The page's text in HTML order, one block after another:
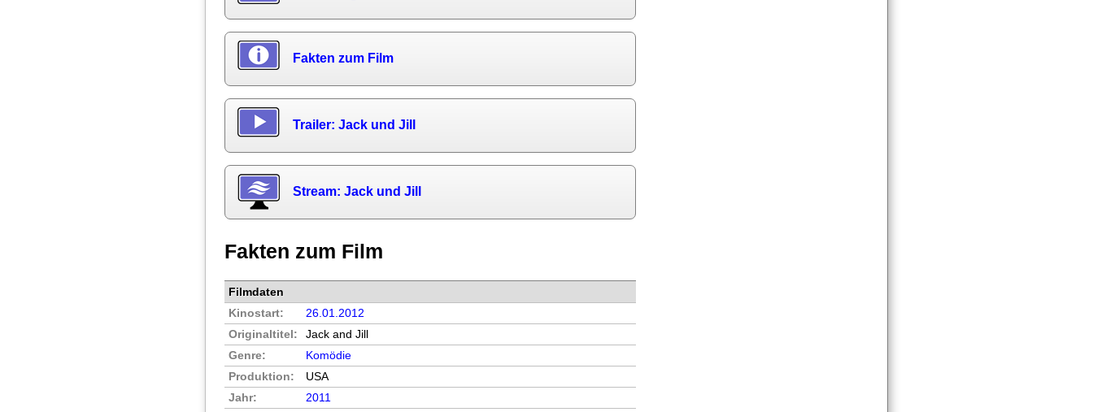
Fakten zum Film
Trailer: Jack und Jill
Stream: Jack und Jill
Fakten zum Film
Filmdaten
Kinostart:
26.01.2012
Originaltitel:
Jack and Jill
Genre:
Komödie
Produktion:
USA
Jahr:
2011